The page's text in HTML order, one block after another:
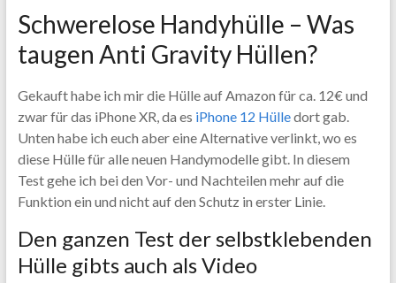
Schwerelose Handyhülle – Was
taugen Anti Gravity Hüllen?
Gekauft habe ich mir die Hülle auf Amazon für ca. 12€ und
zwar für das iPhone XR, da es iPhone 12 Hülledort gab.
Unten habe ich euch aber eine Alternative verlinkt, wo es
diese Hülle für alle neuen Handymodelle gibt. In diesem
Test gehe ich bei den Vor- und Nachteilen mehr auf die
Funktion ein und nicht auf den Schutz in erster Linie.
Den ganzen Test der selbstklebenden
Hülle gibts auch als Video